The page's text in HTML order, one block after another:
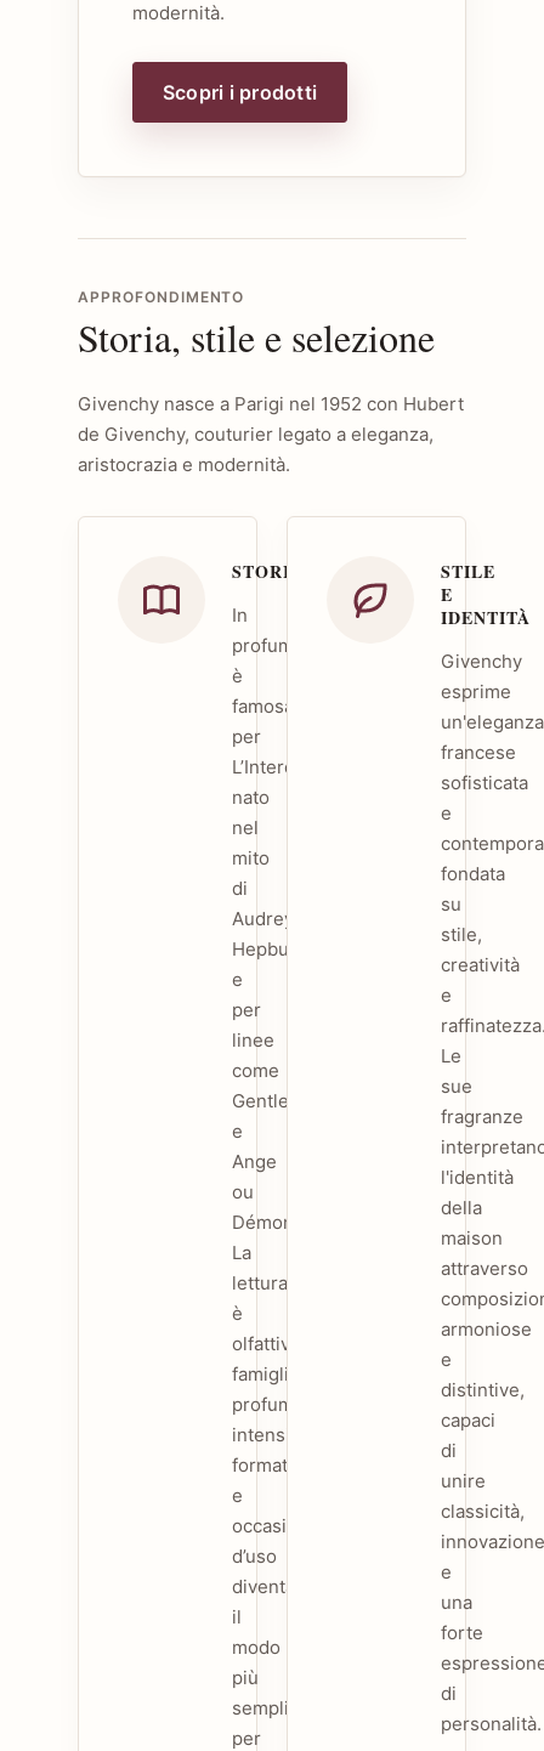
modernità.
Scopri i prodotti
APPROFONDIMENTO
Storia, stile e selezione
Givenchy nasce a Parigi nel 1952 con Hubert
de Givenchy, couturier legato a eleganza,
aristocrazia e modernità.
STORIA
In
profumeria
è
famosa
per
L’Interdit,
nato
nel
mito
di
Audrey
Hepburn,
e
per
linee
come
Gentleman
e
Ange
ou
Démon.
La
lettura
è
olfattiva:
famiglie
profumate,
intensità,
formati
e
occasioni
d’uso
diventano
il
modo
più
semplice
per
STILE
E
IDENTITÀ
Givenchy
esprime
un'eleganza
francese
sofisticata
e
fondata
su
stile,
creatività
e
Le
sue
fragranze
l'identità
della
maison
attraverso
armoniose
e
distintive,
capaci
di
unire
classicità,
innovazione
e
una
forte
di
personalità.